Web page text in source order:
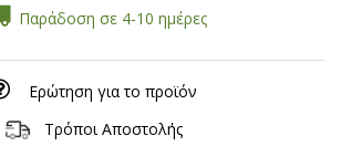
Παράδοση σε 4-10 ημέρες
Ερώτηση για το προϊόν
Τρόποι Αποστολής